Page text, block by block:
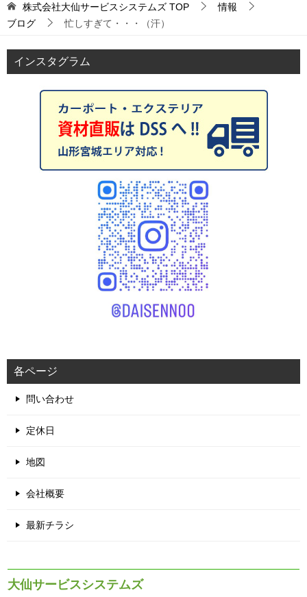
株式会社大仙サービスシステムズ TOP
情報
ブログ
忙しすぎて・・・（汗）
インスタグラム
各ページ
問い合わせ
定休日
地図
会社概要
最新チラシ
大仙サービスシステムズ